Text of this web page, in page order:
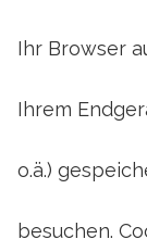
Ihr Browser
Ihrem
o.ä.)
besuchen.